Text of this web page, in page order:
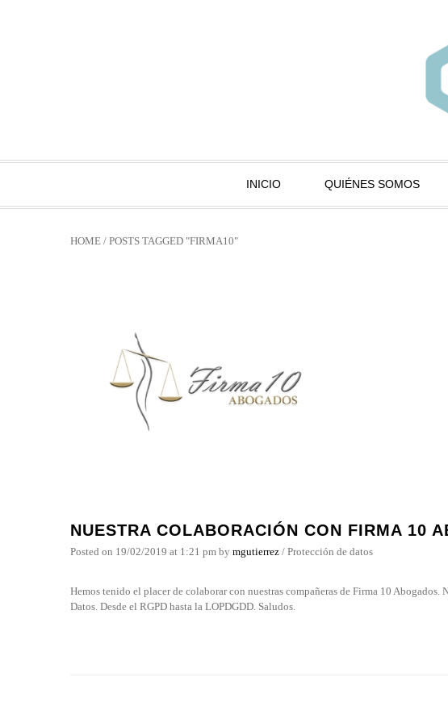
INICIO QUIÉNES SOMOS
HOME / POSTS TAGGED "FIRMA10"
NUESTRA COLABORACIÓN CON FIRMA 10
Posted on 19/02/2019 at 1:21 pm by mgutierrez / Protección de datos
Hemos tenido el placer de colaborar con nuestras compañeras de Firma 10
Datos. Desde el RGPD hasta la LOPDGDD. Saludos.